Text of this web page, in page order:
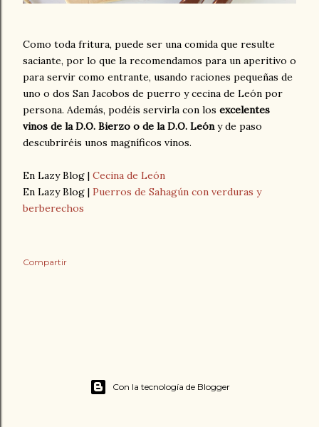
Como toda fritura, puede ser una comida que resulte
saciante, por lo que la recomendamos para un aperitivo o
para servir como entrante, usando raciones pequeñas de
uno o dos San Jacobos de puerro y cecina de León por
persona. Además, podéis servirla con los excelentes
vinos de la D.O. Bierzo o de la D.O. Leóny de paso
descubriréis unos magníficos vinos.
En Lazy Blog | Cecina de León
En Lazy Blog | Puerros de Sahagún con verduras y
berberechos
Compartir
Con la tecnología de Blogger